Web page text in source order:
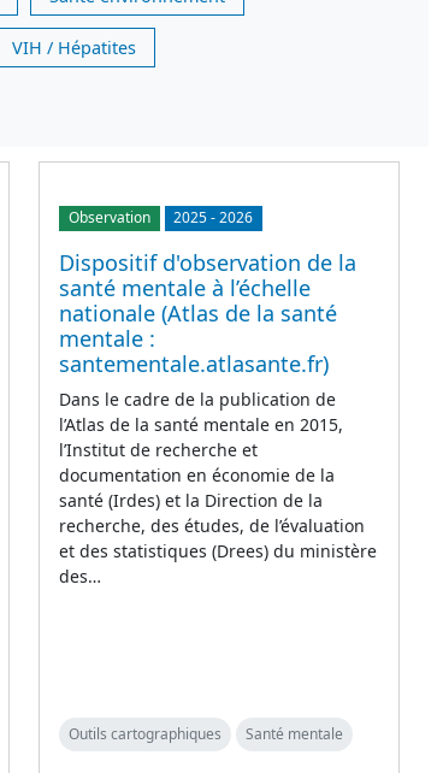
VIH / Hépatites
Observation 2025-2026
Dispositif d'observation de la
santé mentale à l’échelle
nationale (Atlas de la santé
mentale :
santementale.atlasante.fr)
Dans le cadre de la publication de
l’Atlas de la santé mentale en 2015,
l’Institut de recherche et
documentation en économie de la
santé (Irdes) et la Direction de la
recherche, des études, de l’évaluation
et des statistiques (Drees) du ministère
des…
Outils cartographiques Santé mentale